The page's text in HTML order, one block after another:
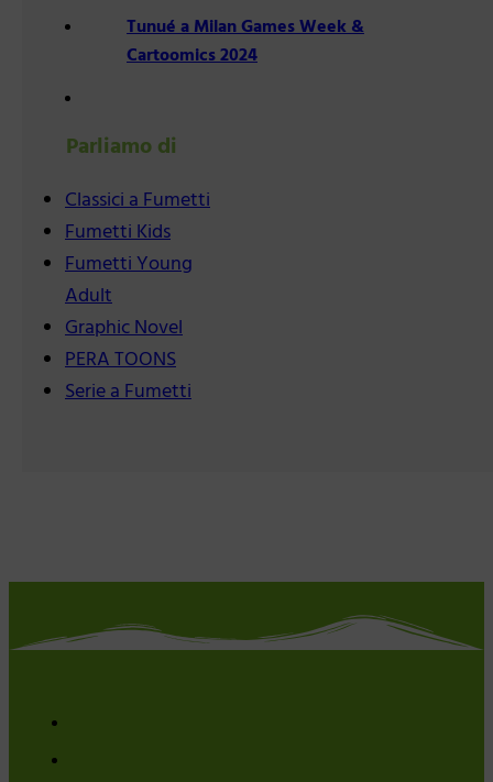
Tunué a Milan Games Week &
Cartoomics 2024
Parliamo di
Classici a Fumetti
Fumetti Kids
Fumetti Young
Adult
Graphic Novel
PERA TOONS
Serie a Fumetti